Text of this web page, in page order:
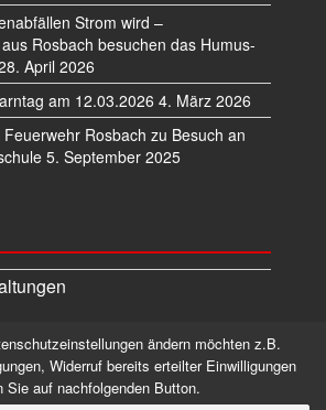
Strom wird –
Rosbach besuchen das Humus-
April 2026
am 12.03.2026 4. März 2026
Rosbach zu Besuch an
5. September 2025
Impressum
Alle Rechte vorbehalten.
ändern möchten z.B.
Widerruf bereits erteilter Einwilligungen
Sie auf nachfolgenden Button.